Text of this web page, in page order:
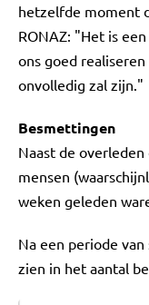
hetzelfde moment
RONAZ: "Het is
ons goed
onvolledig zal zijn."
Besmettingen
Naast de
mensen
weken geleden
Na een periode
zien in het aantal